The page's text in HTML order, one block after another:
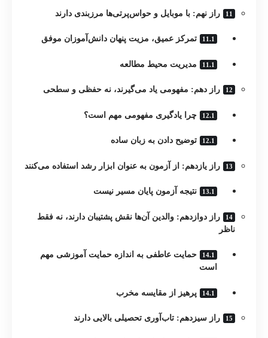
راز نهم: با موبایل و حواس‌پرتی‌ها مرزبندی دارند
تمرکز عمیق، مزیت پنهان دانش‌آموزان موفق
مدیریت محیط مطالعه
راز دهم: مفهومی یاد می‌گیرند، نه حفظی و سطحی
چرا یادگیری مفهومی مهم است؟
توضیح دادن به زبان ساده
راز یازدهم: از آزمون به عنوان ابزار رشد استفاده می‌کنند
نتیجه آزمون پایان مسیر نیست
راز دوازدهم: والدین آن‌ها نقش پشتیبان دارند، نه فقط
ناظر
حمایت عاطفی به اندازه حمایت آموزشی مهم
است
پرهیز از مقایسه مخرب
راز سیزدهم: تاب‌آوری تحصیلی بالایی دارند